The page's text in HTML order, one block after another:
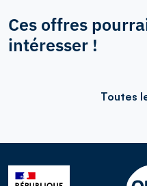
Ces offres
intéresser !
Toutes